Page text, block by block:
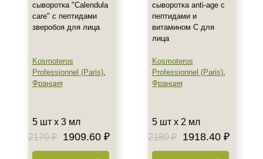
Ежедневный
Ампула
Флакон
сыворотка "Calendula
care" с пептидами
зверобоя для лица
Kosmoteros
Professionnel (Paris),
Франция
5 шт х 3 мл
2170 ₽
1909.60 ₽
сыворотка anti-age с
пептидами и
витамином С для
лица
Kosmoteros
Professionnel (Paris),
Франция
5 шт х 2 мл
2180 ₽
1918.40 ₽